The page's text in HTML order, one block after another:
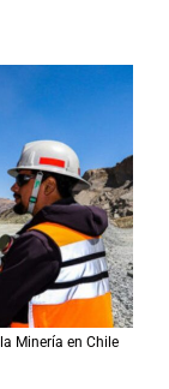
Minería en Chile